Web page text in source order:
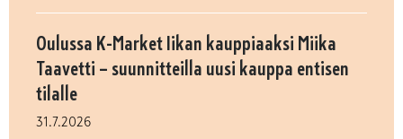
Oulussa K-Market Iikan kauppiaaksi Miika
Taavetti – suunnitteilla uusi kauppa entisen
tilalle
31.7.2026